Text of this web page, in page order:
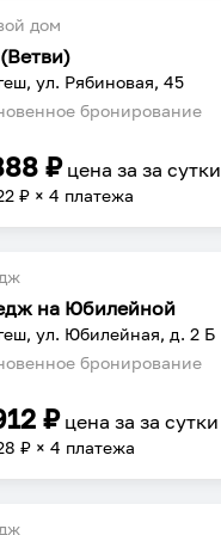
дом
ул. Рябиновая, 45
бронирование
₽ цена заза сутки
₽ × 4 платежа
на Юбилейной
ул. Юбилейная, д. 2 Б
бронирование
₽ цена заза сутки
₽ × 4 платежа